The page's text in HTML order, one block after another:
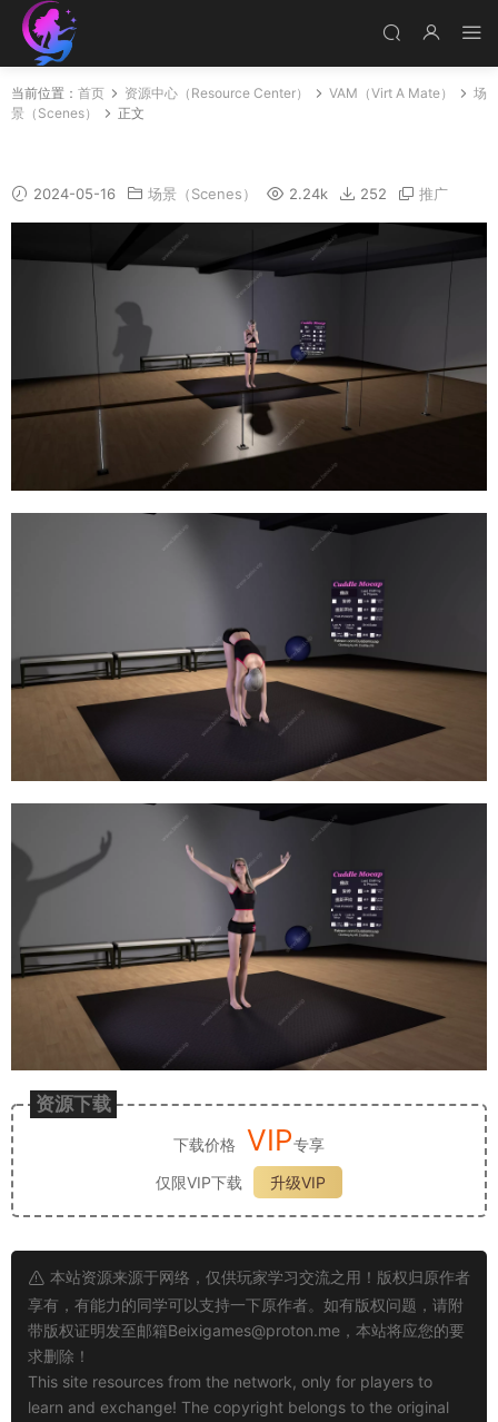
当前位置： 首页 资源中心（Resource Center） VAM（Virt A Mate）
场
景（Scenes）
正文
2024-05-16 场景（Scenes） 2.24k 252 推广
资源下载
下载价格 VIP专享
仅限VIP下载
升级VIP
本站资源来源于网络，仅供玩家学习交流之用！版权归原作者
享有，有能力的同学可以支持一下原作者。如有版权问题，请附
带版权证明发至邮箱Beixigames@proton.me ，本站将应您的要
求删除！
This site resources from the network, only for players to
learn and exchange! The copyright belongs to the original